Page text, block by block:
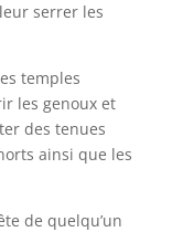
serrer les
temples
les genoux et
des tenues
ainsi que les
de quelqu’un